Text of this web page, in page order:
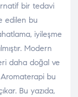
bir tedavi
edilen bu
iyileşme
Modern
daha doğal ve
bu
Bu yazıda,